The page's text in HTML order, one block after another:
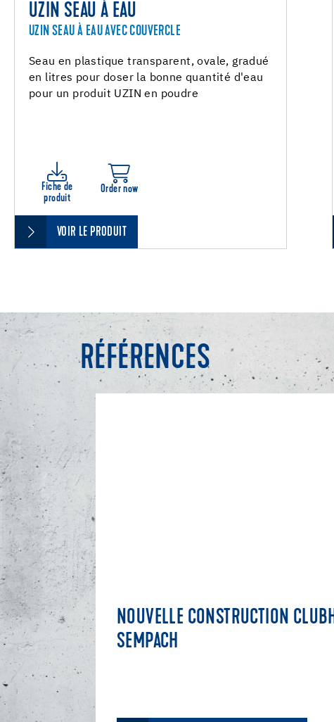
UZIN SEAU À EAU
UZIN SEAU À EAU AVEC COUVERCLE
Seau en plastique transparent, ovale, gradué
en litres pour doser la bonne quantité d'eau
pour un produit UZIN en poudre
Fiche de
produit
Order now
VOIR LE PRODUIT
RÉFÉRENCES
NOUVELLE CONSTRUCTION
SEMPACH